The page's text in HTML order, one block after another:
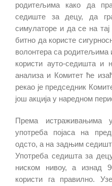
родитељима како да
седиште за децу, да
симулаторе и да се на
битно да користе
волонтера са родитељима
користи ауто-седишта и
анализа и Комитет ће
рекао је председник
још акција у наредном
Према истраживањима
употреба појаса на
одсто, а на задњим
Употреба седишта за
ниском нивоу, а изнад
користи га правилно.